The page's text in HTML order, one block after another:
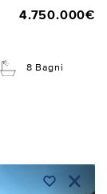
4.750.000€
8 Bagni